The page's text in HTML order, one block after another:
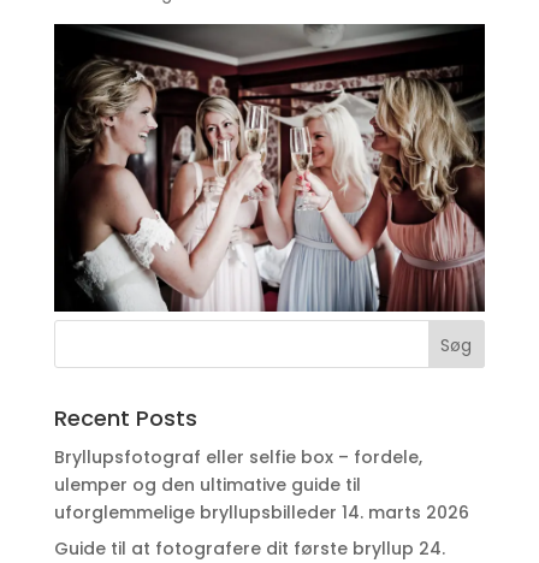
Recent Posts
Bryllupsfotograf eller selfie box – fordele,
ulemper og den ultimative guide til
uforglemmelige bryllupsbilleder 14. marts 2026
Guide til at fotografere dit første bryllup 24.